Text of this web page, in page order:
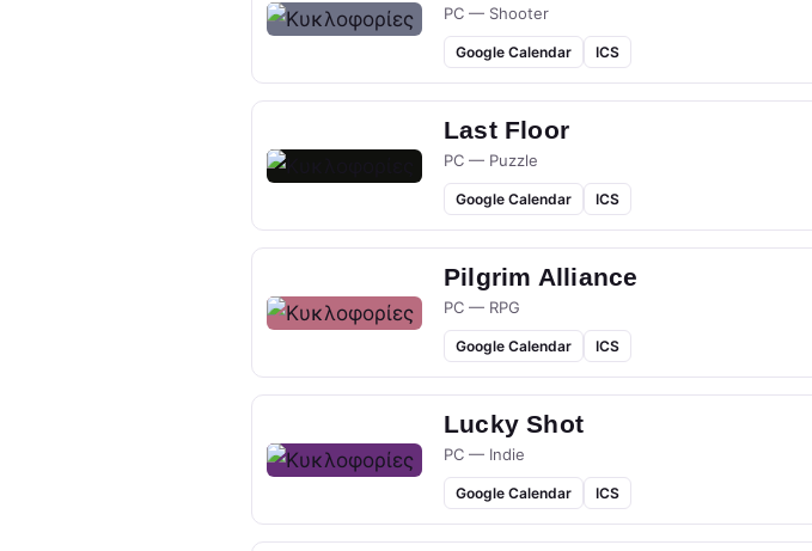
PC — Shooter
Google Calendar ICS
Last Floor
PC — Puzzle
Google Calendar ICS
Pilgrim Alliance
PC — RPG
Google Calendar ICS
Lucky Shot
PC — Indie
Google Calendar ICS